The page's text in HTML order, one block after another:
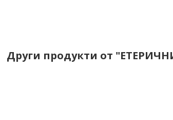
Други продукти от